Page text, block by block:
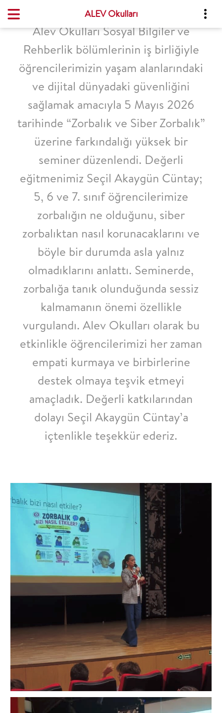
ALEV Okulları
Alev Okulları Sosyal Bilgiler ve
Rehberlik bölümlerinin iş birliğiyle
öğrencilerimizin yaşam alanlarındaki
ve dijital dünyadaki güvenliğini
sağlamak amacıyla 5 Mayıs 2026
tarihinde “Zorbalık ve Siber Zorbalık”
üzerine farkındalığı yüksek bir
seminer düzenlendi. Değerli
eğitmenimiz Seçil Akaygün Cüntay;
5, 6 ve 7. sınıf öğrencilerimize
zorbalığın ne olduğunu, siber
zorbalıktan nasıl korunacaklarını ve
böyle bir durumda asla yalnız
olmadıklarını anlattı. Seminerde,
zorbalığa tanık olunduğunda sessiz
kalmamanın önemi özellikle
vurgulandı. Alev Okulları olarak bu
etkinlikle öğrencilerimizi her zaman
empati kurmaya ve birbirlerine
destek olmaya teşvik etmeyi
amaçladık. Değerli katkılarından
dolayı Seçil Akaygün Cüntay’a
içtenlikle teşekkür ederiz.